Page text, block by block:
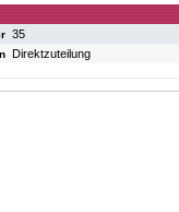
35
Direktzuteilung